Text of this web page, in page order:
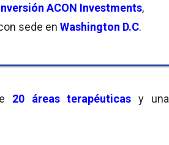
ACON Investments,
sede en Washington D.C.
20 áreas terapéuticas y una